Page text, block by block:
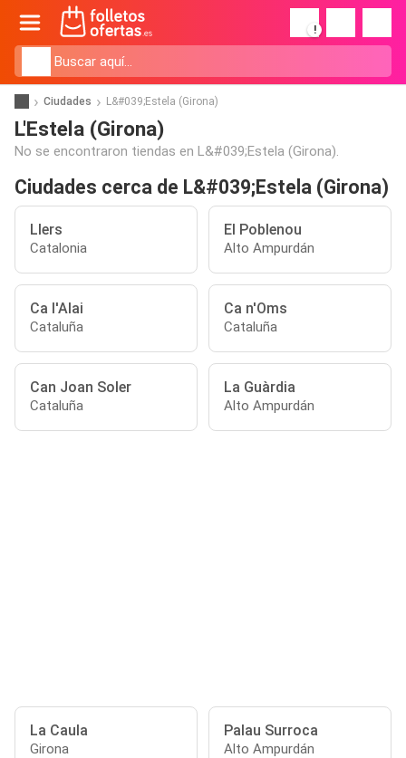
!
Ciudades L&#039;Estela (Girona)
L'Estela (Girona)
No se encontraron tiendas en L&#039;Estela (Girona).
Ciudades cerca de L&#039;Estela (Girona)
Llers
Catalonia
El Poblenou
Alto Ampurdán
Ca l'Alai
Cataluña
Ca n'Oms
Cataluña
Can Joan Soler
Cataluña
La Guàrdia
Alto Ampurdán
La Caula
Girona
Palau Surroca
Alto Ampurdán